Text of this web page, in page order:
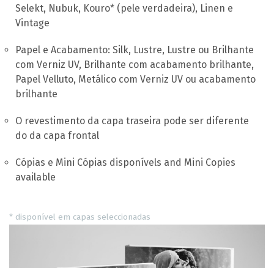
Selekt, Nubuk, Kouro* (pele verdadeira), Linen e
Vintage
Papel e Acabamento: Silk, Lustre, Lustre ou Brilhante
com Verniz UV, Brilhante com acabamento brilhante,
Papel Velluto, Metálico com Verniz UV ou acabamento
brilhante
O revestimento da capa traseira pode ser diferente
do da capa frontal
Cópias e Mini Cópias disponívels and Mini Copies
available
* disponível em capas seleccionadas